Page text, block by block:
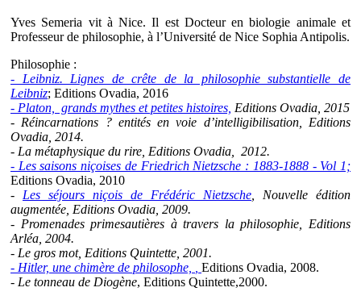
Yves Semeria vit à Nice. Il est Docteur en biologie animale et
Professeur de philosophie, à l’Université de Nice Sophia Antipolis.
Philosophie :
- Leibniz. Lignes de crête de la philosophie substantielle de
Leibniz; Editions Ovadia, 2016
- Platon, grands mythes et petites histoires, Editions Ovadia, 2015
- Réincarnations ? entités en voie d’intelligibilisation, Editions
Ovadia, 2014.
- La métaphysique du rire , Editions Ovadia, 2012.
- Les saisons niçoises de Friedrich Nietzsche : 1883-1888 - Vol 1;
Editions Ovadia, 2010
- Les séjours niçois de Frédéric Nietzsche , Nouvelle édition
augmentée, Editions Ovadia, 2009.
- Promenades primesautières à travers la philosophie , Editions
Arléa, 2004.
- Le gros mot, Editions Quintette, 2001.
- Hitler, une chimère de philosophe,
Editions Ovadia, 2008.
- Le tonneau de Diogène, Editions Quintette,2000.